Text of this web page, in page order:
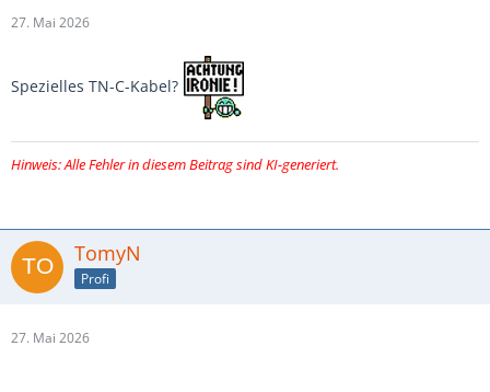
27. Mai 2026
Spezielles TN-C-Kabel?
Hinweis: Alle Fehler in diesem Beitrag sind KI-generiert.
TomyN
Profi
27. Mai 2026